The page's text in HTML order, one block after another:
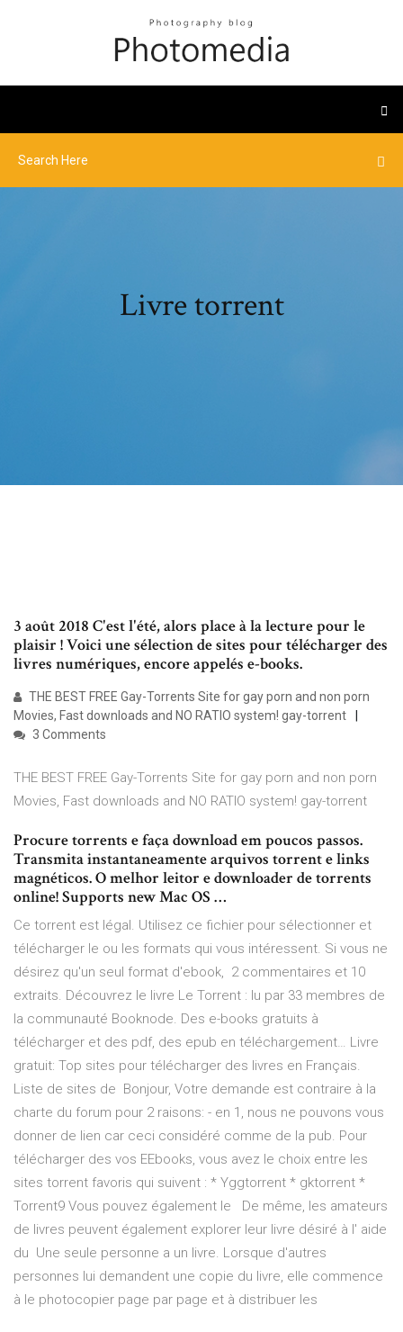
Livre torrent
3 août 2018 C'est l'été, alors place à la lecture pour le
plaisir ! Voici une sélection de sites pour télécharger des
livres numériques, encore appelés e-books.
THE BEST FREE Gay-Torrents Site for gay porn and non porn
Movies, Fast downloads and NO RATIO system! gay-torrent
3 Comments
THE BEST FREE Gay-Torrents Site for gay porn and non porn
Movies, Fast downloads and NO RATIO system! gay-torrent
Procure torrents e faça download em poucos passos.
Transmita instantaneamente arquivos torrent e links
magnéticos. O melhor leitor e downloader de torrents
online! Supports new Mac OS …
Ce torrent est légal. Utilisez ce fichier pour sélectionner et
télécharger le ou les formats qui vous intéressent. Si vous ne
désirez qu'un seul format d'ebook, 2 commentaires et 10
extraits. Découvrez le livre Le Torrent : lu par 33 membres de
la communauté Booknode. Des e-books gratuits à
télécharger et des pdf, des epub en téléchargement… Livre
gratuit: Top sites pour télécharger des livres en Français.
Liste de sites de Bonjour, Votre demande est contraire à la
charte du forum pour 2 raisons: - en 1, nous ne pouvons vous
donner de lien car ceci considéré comme de la pub. Pour
télécharger des vos EEbooks, vous avez le choix entre les
sites torrent favoris qui suivent : * Yggtorrent * gktorrent *
Torrent9 Vous pouvez également le De même, les amateurs
de livres peuvent également explorer leur livre désiré à l' aide
du Une seule personne a un livre. Lorsque d'autres
personnes lui demandent une copie du livre, elle commence
à le photocopier page par page et à distribuer les